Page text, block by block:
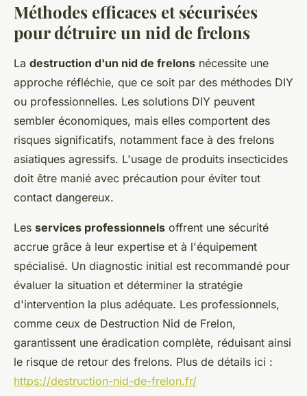
Méthodes efficaces et sécurisées
pour détruire un nid de frelons
La destruction d'un nid de frelons nécessite une
approche réfléchie, que ce soit par des méthodes DIY
ou professionnelles. Les solutions DIY peuvent
sembler économiques, mais elles comportent des
risques significatifs, notamment face à des frelons
asiatiques agressifs. L'usage de produits insecticides
doit être manié avec précaution pour éviter tout
contact dangereux.
Les services professionnels offrent une sécurité
accrue grâce à leur expertise et à l'équipement
spécialisé. Un diagnostic initial est recommandé pour
évaluer la situation et déterminer la stratégie
d'intervention la plus adéquate. Les professionnels,
comme ceux de Destruction Nid de Frelon,
garantissent une éradication complète, réduisant ainsi
le risque de retour des frelons. Plus de détails ici :
https://destruction-nid-de-frelon.fr/